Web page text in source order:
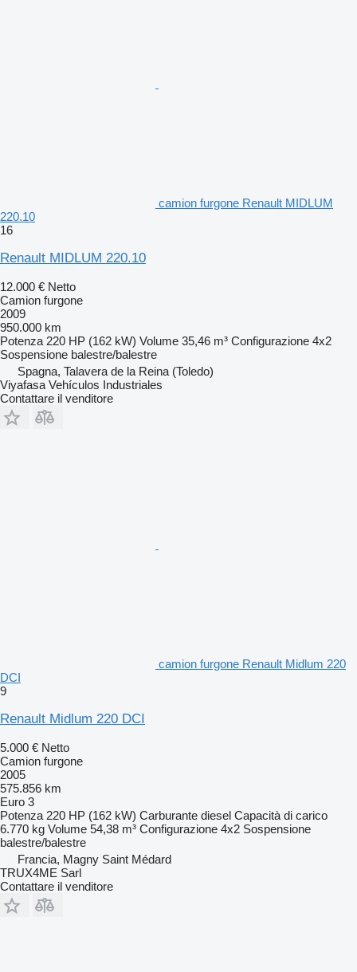
camion furgone Renault MIDLUM
220.10
16
Renault MIDLUM 220.10
12.000 € Netto
Camion furgone
2009
950.000 km
Potenza 220 HP (162 kW) Volume 35,46 m³ Configurazione 4x2
Sospensione balestre/balestre
Spagna, Talavera de la Reina (Toledo)
Viyafasa Vehículos Industriales
Contattare il venditore
camion furgone Renault Midlum 220
DCI
9
Renault Midlum 220 DCI
5.000 € Netto
Camion furgone
2005
575.856 km
Euro 3
Potenza 220 HP (162 kW) Carburante diesel Capacità di carico
6.770 kg Volume 54,38 m³ Configurazione 4x2 Sospensione
balestre/balestre
Francia, Magny Saint Médard
TRUX4ME Sarl
Contattare il venditore